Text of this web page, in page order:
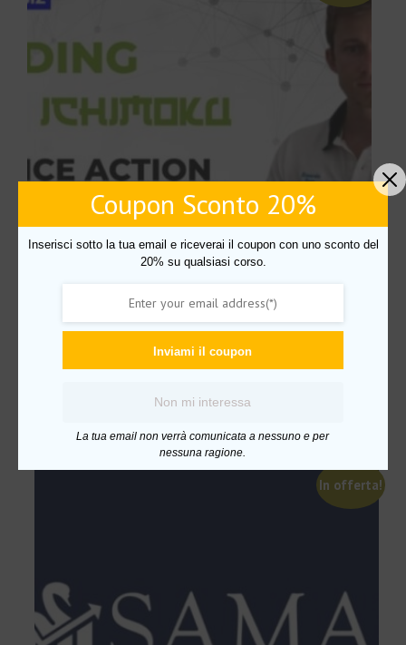
Corso Ichimoku PriceAction di Riccardo Zago
prezzo
€599.00.
prezzo
€42.00.
In offerta!
Coupon Sconto 20%
Inserisci sotto la tua email e riceverai il coupon con uno sconto del
20% su qualsiasi corso.
Inviami il coupon
Non mi interessa
La tua email non verrà comunicata a nessuno e per
nessuna ragione.